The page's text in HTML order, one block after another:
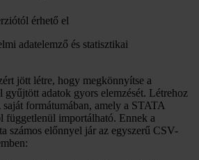
érhető el
adatelemző és statisztikai
jött létre, hogy megkönnyítse a
gyűjtött adatok gyors elemzését. Létrehoz
formátumában, amely a STATA
függetlenül importálható. Ennek a
számos előnnyel jár az egyszerű CSV-